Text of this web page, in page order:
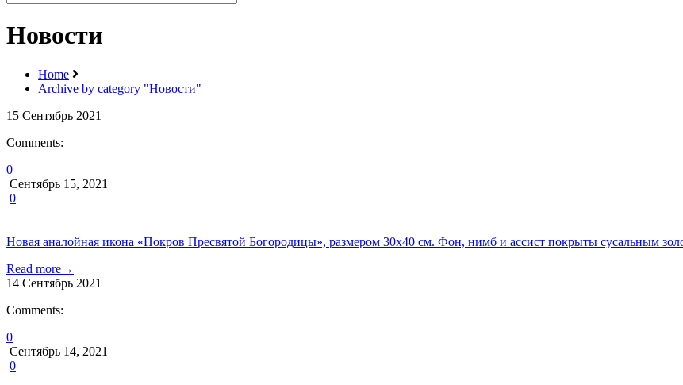
Новости
Home
Archive by category "Новости"
15 Сентябрь 2021
Comments:
0
Сентябрь 15, 2021
0
Новая аналойная икона «Покров Пресвятой Богородицы», размером 30х40 см. Фон, нимб и ассист покрыты сусальным
Read more→
14 Сентябрь 2021
Comments:
0
Сентябрь 14, 2021
0